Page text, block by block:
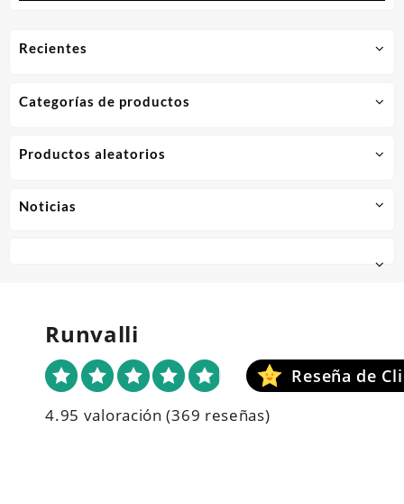
Recientes
Categorías de productos
Productos aleatorios
Noticias
Runvalli
4.95 valoración (369 reseñas)